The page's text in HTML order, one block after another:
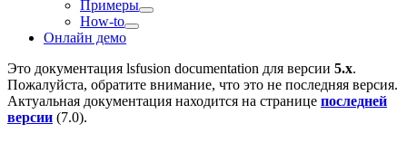
Примеры
How-to
Онлайн демо
Это документация lsfusion documentation для версии 5.x.
Пожалуйста, обратите внимание, что это не последняя версия.
Актуальная документация находится на странице последней
версии (7.0).